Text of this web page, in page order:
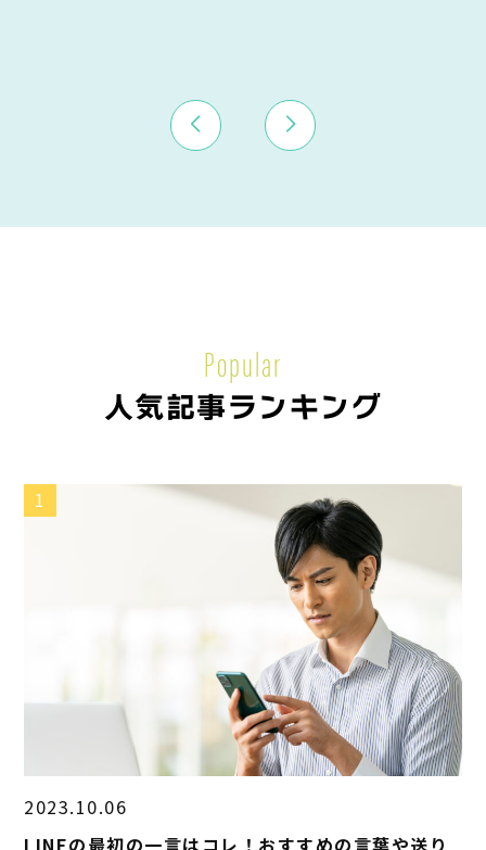
Popular
人気記事ランキング
2023.10.06
LINEの最初の一言はコレ！おすすめの言葉や送り
1